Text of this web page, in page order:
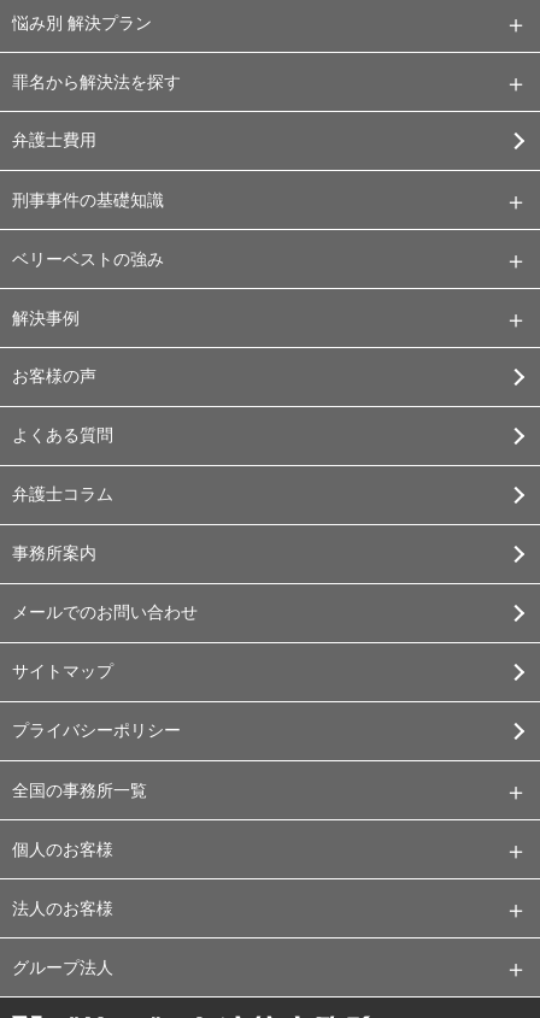
悩み別 解決プラン
罪名から解決法を探す
弁護士費用
刑事事件の基礎知識
ベリーベストの強み
解決事例
お客様の声
よくある質問
弁護士コラム
事務所案内
メールでのお問い合わせ
サイトマップ
プライバシーポリシー
全国の事務所一覧
個人のお客様
法人のお客様
グループ法人